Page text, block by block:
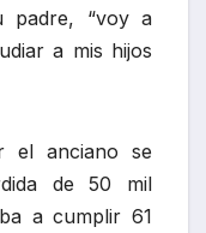
padre, “voy a
a mis hijos
el anciano se
de 50 mil
a cumplir 61